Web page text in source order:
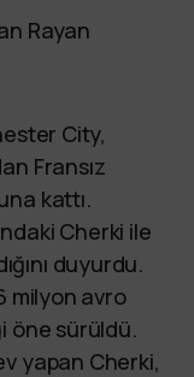
Rayan
City,
Fransız
kattı.
Cherki ile
duyurdu.
milyon avro
öne sürüldü.
yapan Cherki,